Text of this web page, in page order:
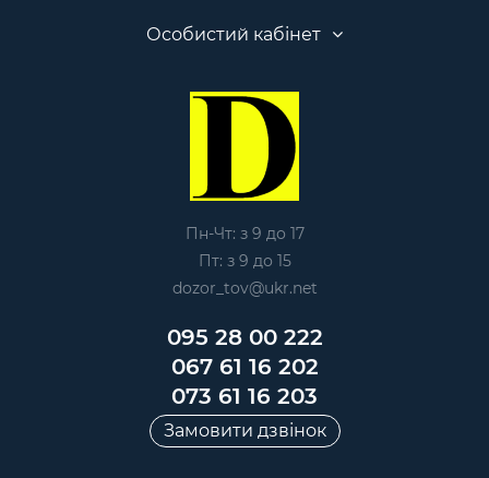
Особистий кабінет
Пн-Чт: з 9 до 17
Пт: з 9 до 15
dozor_tov@ukr.net
095 28 00 222
067 61 16 202
073 61 16 203
Замовити дзвінок